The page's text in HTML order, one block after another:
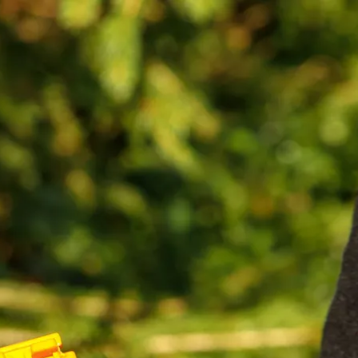
B2B Portal